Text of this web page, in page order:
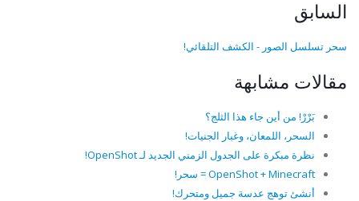
السابق
سحر تسلسل الصور - الكشف التلقائي!
مقالات مشابهة
بَرْرْ! من أين جاء هذا الثلج؟
السحر، اللمعان، وغبار الجنيات!
نظرة مبكرة على الجدول الزمني الجديد لـ OpenShot!
OpenShot + Minecraft = سحر!
أنشئ توهج عدسة جميل ومتحرك!